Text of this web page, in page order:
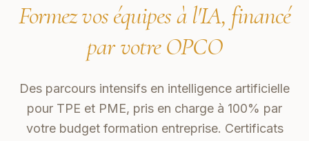
Formez vos équipes à l'IA, financé
par votre OPCO
Des parcours intensifs en intelligence artificielle
pour TPE et PME, pris en charge à 100% par
votre budget formation entreprise. Certificats